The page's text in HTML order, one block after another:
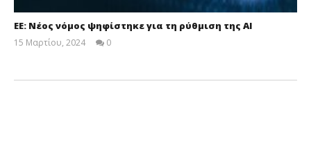
ΕΕ: Νέος νόμος ψηφίστηκε για τη ρύθμιση της AI
15 Μαρτίου, 2024
0